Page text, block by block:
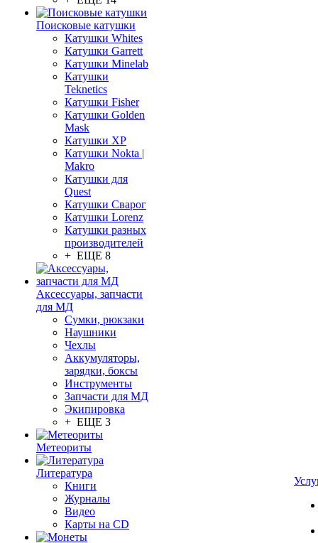
Поисковые катушки
Катушки Whites
Катушки Garrett
Катушки Minelab
Катушки
Teknetics
Катушки Fisher
Катушки Golden
Mask
Катушки XP
Катушки Nokta |
Makro
Катушки для
Quest
Катушки Сварог
Катушки Lorenz
Катушки разных
производителей
+ ЕЩЕ 8
Аксессуары, запчасти
для МД
Сумки, рюкзаки
Наушники
Чехлы
Аккумуляторы,
зарядки, боксы
Инструменты
Запчасти для МД
Экипировка
+ ЕЩЕ 3
Метеориты
Литература
Книги
Журналы
Видео
Карты на CD